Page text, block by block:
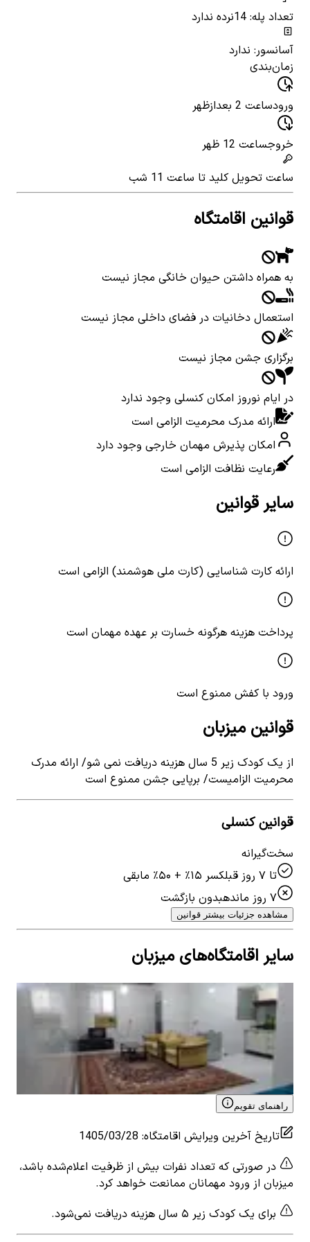
تعداد پله: 14
نرده ندارد
آسانسور: ندارد
زمان‌بندی
ورودساعت 2 بعدازظهر
خروجساعت 12 ظهر
ساعت تحویل کلید تا ساعت 11 شب
قوانین اقامتگاه
به همراه داشتن حیوان خانگی مجاز نیست
استعمال دخانیات در فضای داخلی مجاز نیست
برگزاری جشن مجاز نیست
در ایام نوروز امکان کنسلی وجود ندارد
ارائه مدرک محرمیت الزامی است
امکان پذیرش مهمان خارجی وجود دارد
رعایت نظافت الزامی است
سایر قوانین
ارائه کارت شناسایی (کارت ملی هوشمند) الزامی است
پرداخت هزینه هرگونه خسارت بر عهده مهمان است
ورود با کفش ممنوع است
قوانین میزبان
از یک کودک زیر 5 سال هزینه دریافت نمی شو/ ارائه مدرک
محرمیت الزامیست/ برپایی جشن ممنوع است
قوانین کنسلی
سخت‌گیرانه
تا ۷ روز قبل
کسر ۱۵٪ + ۵۰٪ مابقی
۷ روز مانده
بدون بازگشت
مشاهده جزئیات بیشتر قوانین
سایر اقامتگاه‌های میزبان
اجاره منزل نزدیک ساحل در بندرعباس- صدف
اتاق خواب نفر 5
۱٬۷۶۵٬۰۰۰تومان
View details for اجاره منزل نزدیک ساحل در بندرعباس-
صدف
راهنمای تقویم
تاریخ آخرین ویرایش اقامتگاه:
1405/03/28
در صورتی که تعداد نفرات بیش از ظرفیت اعلام‌شده باشد،
میزبان از ورود مهمانان ممانعت خواهد کرد.
برای یک کودک زیر ۵ سال هزینه دریافت نمی‌شود.